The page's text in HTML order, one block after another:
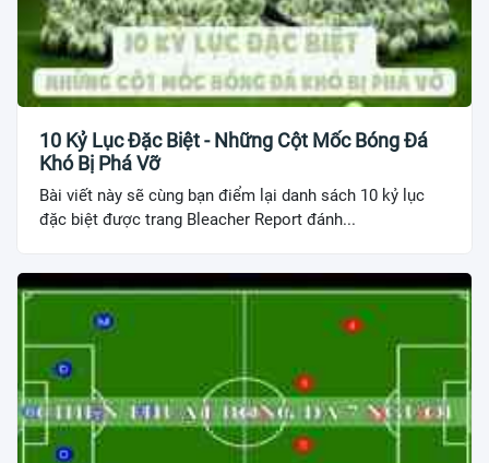
10 Kỷ Lục Đặc Biệt - Những Cột Mốc Bóng Đá
Khó Bị Phá Vỡ
Bài viết này sẽ cùng bạn điểm lại danh sách 10 kỷ lục
đặc biệt được trang Bleacher Report đánh...